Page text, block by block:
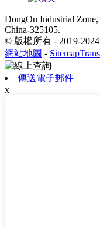
DongOu Industrial
China-325105.
© 版權所有 - 2019-
網站地圖 - SitemapTrans
傳送電子郵件
x